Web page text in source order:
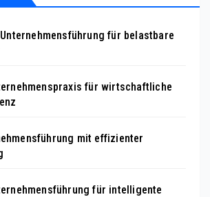
für belastbare
für wirtschaftliche
mit effizienter
für intelligente